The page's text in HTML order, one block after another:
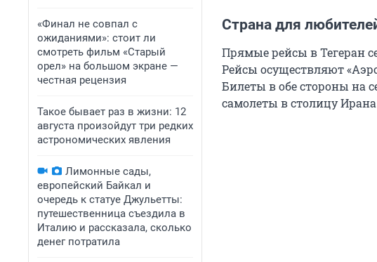
«Финал не совпал с
ожиданиями»: стоит ли
смотреть фильм «Старый
орел» на большом экране —
честная рецензия
Такое бывает раз в жизни: 12
августа произойдут три редких
астрономических явления
Лимонные сады,
европейский Байкал и
очередь к статуе Джульетты:
путешественница съездила в
Италию и рассказала, сколько
денег потратила
Страна для
Прямые рейсы в Тегеран
Рейсы осуществляют
Билеты в обе стороны на
самолеты в столицу